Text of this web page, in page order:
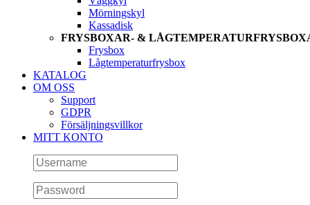
Mörningskyl
Kassadisk
FRYSBOXAR- &
Frysbox
Lågtemperaturfrysbox
KATALOG
OM OSS
Support
GDPR
Försäljningsvillkor
MITT KONTO